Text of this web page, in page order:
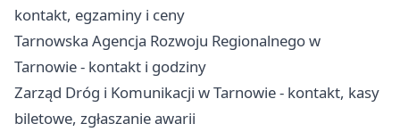
kontakt, egzaminy i ceny
Tarnowska Agencja Rozwoju Regionalnego w
Tarnowie - kontakt i godziny
Zarząd Dróg i Komunikacji w Tarnowie - kontakt, kasy
biletowe, zgłaszanie awarii